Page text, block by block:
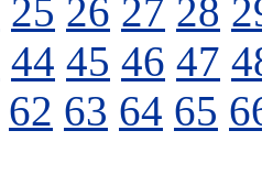
25 26 27 28
44 45 46 47
62 63 64 65